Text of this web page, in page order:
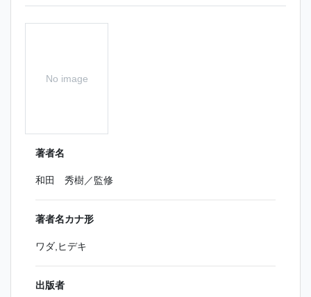
No image
著者名
和田 秀樹／監修
著者名カナ形
ワダ,ヒデキ
出版者